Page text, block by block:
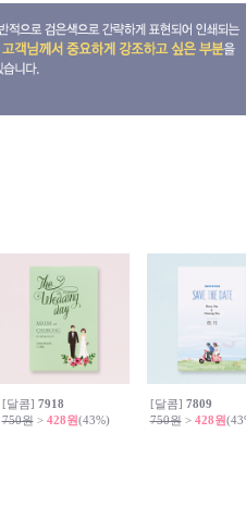
[달콤] 7918
750원> 428원(43%)
[달콤] 7809
750원> 428원